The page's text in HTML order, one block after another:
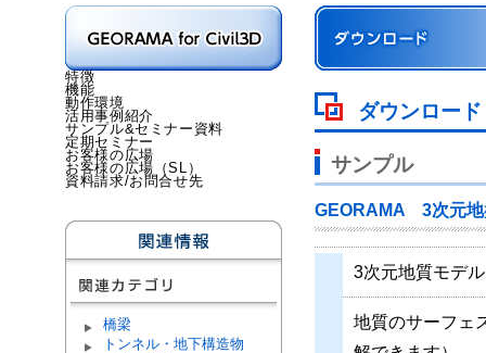
特徴
機能
動作環境
活用事例紹介
サンプル&セミナー資料
定期セミナー
お客様の広場
お客様の広場（SL）
資料請求/お問合せ先
橋梁
トンネル・地下構造物
ダウンロード
サンプル
GEORAMA 3次元
3次元地質モデ
地質のサーフェ